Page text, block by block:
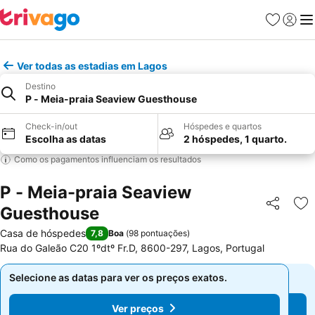
Favoritos
Iniciar
Ver todas as estadias em Lagos
Destino
P - Meia-praia Seaview Guesthouse
Check-in/out
Escolha as datas
Hóspedes e quartos
2 hóspedes, 1 quarto.
Como os pagamentos influenciam os resultados
P - Meia-praia Seaview
Guesthouse
Partilhar
Casa de hóspedes 7,8 Boa (98 pontuações)
Rua do Galeão C20 1ºdtº Fr.D, 8600-297, Lagos, Portugal
Selecione as datas para ver os preços exatos.
Ver preços
Selecione as datas para ver os preços exatos.
Ver preços